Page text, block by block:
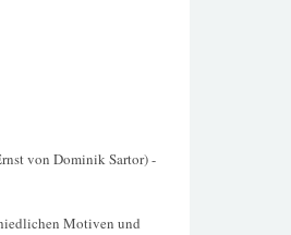
von Dominik Sartor) -
Motiven und